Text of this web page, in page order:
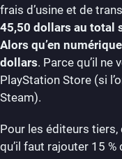
frais d’usine et de
45,50 dollars au total
Alors qu’en
dollars. Parce qu’il ne
PlayStation Store (si
Steam).
Pour les éditeurs tiers,
qu’il faut rajouter 15